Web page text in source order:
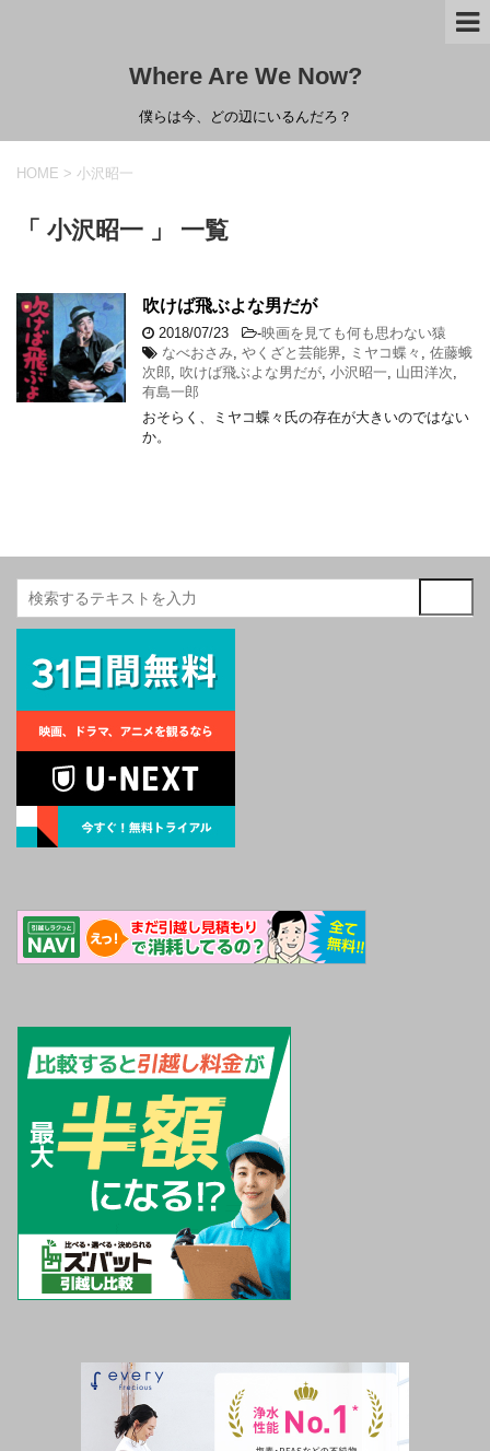
Where Are We Now?
僕らは今、どの辺にいるんだろ？
HOME > 小沢昭一
「 小沢昭一 」 一覧
吹けば飛ぶよな男だが
2018/07/23 -映画を見ても何も思わない猿
なべおさみ やくざと芸能界 ミヤコ蝶々
佐藤蛾
次郎
吹けば飛ぶよな男だが 小沢昭一 山田洋次
有島一郎
おそらく、ミヤコ蝶々氏の存在が大きいのではない
か。